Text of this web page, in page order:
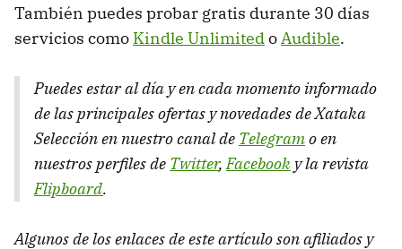
También puedes probar gratis durante 30 días
servicios como Kindle UnlimitedoAudible.
Puedes estar al día y en cada momento informado
de las principales ofertas y novedades de Xataka
Selección en nuestro canal de Telegramo en
nuestros perfiles de Twitter,Facebook y la revista
Flipboard.
Algunos de los enlaces de este artículo son afiliados y